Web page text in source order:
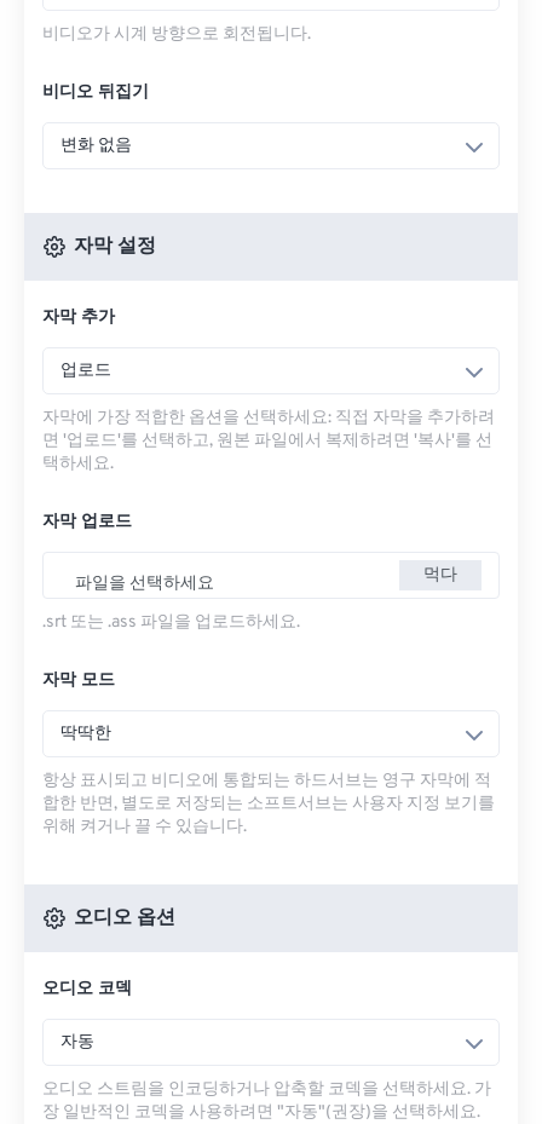
비디오가 시계 방향으로 회전됩니다.
비디오 뒤집기
변화 없음
자막 설정
자막 추가
업로드
자막에 가장 적합한 옵션을 선택하세요: 직접 자막을 추가하려
면 '업로드'를 선택하고, 원본 파일에서 복제하려면 '복사'를 선
택하세요.
자막 업로드
파일을 선택하세요 먹다
.srt 또는 .ass 파일을 업로드하세요.
자막 모드
딱딱한
항상 표시되고 비디오에 통합되는 하드서브는 영구 자막에 적
합한 반면, 별도로 저장되는 소프트서브는 사용자 지정 보기를
위해 켜거나 끌 수 있습니다.
오디오 옵션
오디오 코덱
자동
오디오 스트림을 인코딩하거나 압축할 코덱을 선택하세요. 가
장 일반적인 코덱을 사용하려면 "자동"(권장)을 선택하세요.